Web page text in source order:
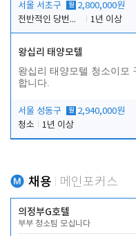
서울 서초구 월 2,800,000원
전반적인 당번업무
1년 이상
왕십리 태양모텔
왕십리 태양모텔 청소이모
합니다.
서울 성동구 월 2,940,000원
청소
1년 이상
채용 메인포커스
의정부G호텔
부부 청소팀 모십니다